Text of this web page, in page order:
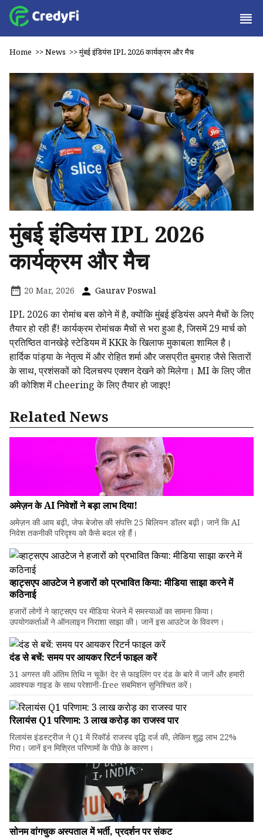
Home >>News >>मुंबई इंडियंस IPL 2026 कार्यक्रम और मैच
मुंबई इंडियंस IPL 2026
कार्यक्रम और मैच
20 Mar, 2026 Gaurav Poswal
IPL 2026 का रोमांच बस कोने में है, क्योंकि मुंबई इंडियंस अपने मैचों के लिए
तैयार हो रही हैं! कार्यक्रम रोमांचक मैचों से भरा हुआ है, जिसमें 29 मार्च को
प्रतिष्ठित वानखेड़े स्टेडियम में KKR के खिलाफ मुकाबला शामिल है।
हार्दिक पांड्या के नेतृत्व में और रोहित शर्मा और जसप्रीत बुमराह जैसे सितारों
के साथ, प्रशंसकों को दिलचस्प एक्शन देखने को मिलेगा। MI के लिए जीत
की कोशिश में cheering के लिए तैयार हो जाइए!
Related News
अमेज़न के AI निवेशों ने बड़ा लाभ दिया!
अमेज़न की आय बढ़ी, जेफ बेजोस की संपत्ति 25 बिलियन डॉलर बढ़ी। जानें कि AI
निवेश तकनीकी परिदृश्य को कैसे बदल रहे हैं।
व्हाट्सएप आउटेज ने हजारों को प्रभावित किया: मीडिया साझा करने में
कठिनाई
हजारों लोगों ने व्हाट्सएप पर मीडिया भेजने में समस्याओं का सामना किया।
उपयोगकर्ताओं ने ऑनलाइन निराशा साझा की। जानें इस आउटेज के विवरण।
दंड से बचें: समय पर आयकर रिटर्न फाइल करें
31 अगस्त की अंतिम तिथि न चूकें! देर से फाइलिंग पर दंड के बारे में जानें और हमारी
आवश्यक गाइड के साथ परेशानी-free सबमिशन सुनिश्चित करें।
रिलायंस Q1 परिणाम: ₹3 लाख करोड़ का राजस्व पार
रिलायंस इंडस्ट्रीज ने Q1 में रिकॉर्ड राजस्व वृद्धि दर्ज की, लेकिन शुद्ध लाभ 22%
गिरा। जानें इन मिश्रित परिणामों के पीछे के कारण।
सोनम वांगचुक अस्पताल में भर्ती, प्रदर्शन पर संकट